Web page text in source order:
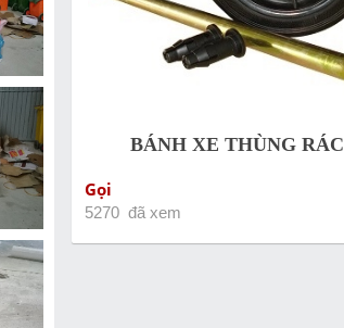
BÁNH XE THÙNG RÁC
Gọi
5270 đã xem